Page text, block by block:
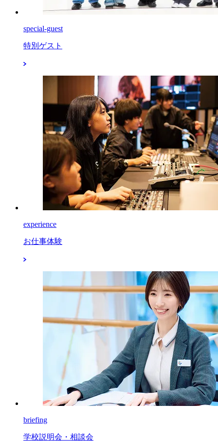
special-guest
特別ゲスト
experience
お仕事体験
briefing
学校説明会・相談会